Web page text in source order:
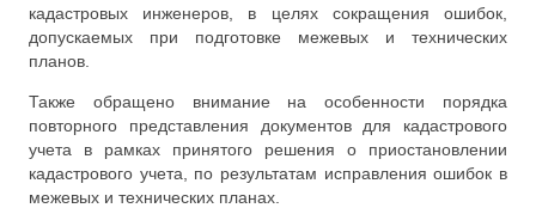
кадастровых инженеров, в целях сокращения ошибок,
допускаемых при подготовке межевых и технических
планов.
Также обращено внимание на особенности порядка
повторного представления документов для кадастрового
учета в рамках принятого решения о приостановлении
кадастрового учета, по результатам исправления ошибок в
межевых и технических планах.